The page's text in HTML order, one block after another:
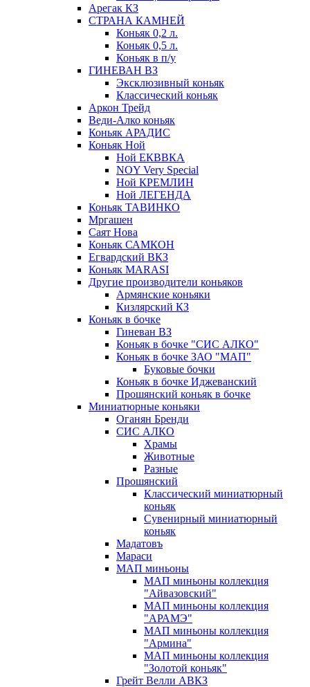
Арегак КЗ
СТРАНА КАМНЕЙ
Коньяк 0,2 л.
Коньяк 0,5 л.
Коньяк в п/у
ГИНЕВАН ВЗ
Эксклюзивный коньяк
Классический коньяк
Аркон Трейд
Веди-Алко коньяк
Коньяк АРАДИС
Коньяк Ной
Ной ЕКВВКА
NOY Very Special
Ной КРЕМЛИН
Ной ЛЕГЕНДА
Коньяк ТАВИНКО
Мргашен
Саят Нова
Коньяк САМКОН
Егвардский ВКЗ
Коньяк MARASI
Другие производители коньяков
Армянские коньяки
Кизлярский КЗ
Коньяк в бочке
Гиневан ВЗ
Коньяк в бочке "СИС АЛКО"
Коньяк в бочке ЗАО "МАП"
Буковые бочки
Коньяк в бочке Иджеванский
Прошянский коньяк в бочке
Миниатюрные коньяки
Оганян Бренди
СИС АЛКО
Храмы
Животные
Разные
Прошянский
Классический миниатюрный
коньяк
Сувенирный миниатюрный
коньяк
Мадатовъ
Мараси
МАП миньоны
МАП миньоны коллекция
"Айвазовский"
МАП миньоны коллекция
"АРАМЭ"
МАП миньоны коллекция
"Армина"
МАП миньоны коллекция
"Золотой коньяк"
Грейт Велли АВКЗ